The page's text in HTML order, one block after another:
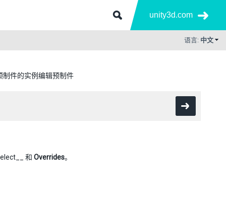
unity3d.com
语言: 中文
制件的实例编辑预制件
和 Overrides。